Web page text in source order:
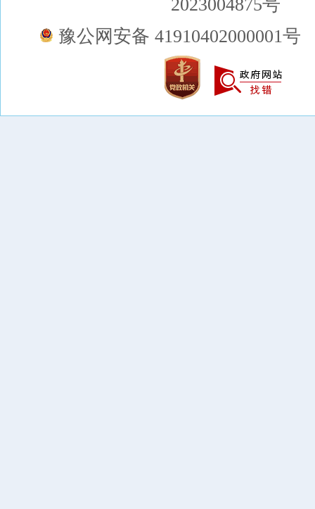
2023004875号
豫公网安备 41910402000001号